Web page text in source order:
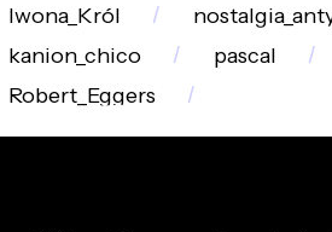
Iwona_Król
kanion_chico
pascal
Robert_Eggers